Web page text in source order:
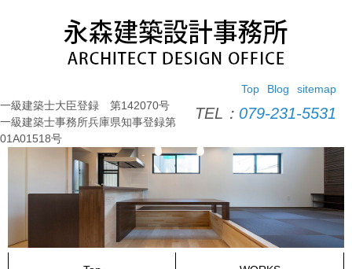
ス
キ
ッ
sitemap
Blog
Top
TEL： 079-231-5531
一級建築士大臣登録 第142070号
一級建築士事務所兵庫県知事登録第
01A01518号